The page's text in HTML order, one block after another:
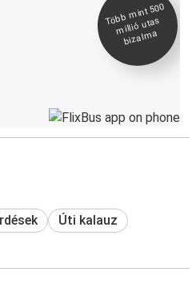
Több
mint 500
millió utas
bizal
ma
Úti kalauz